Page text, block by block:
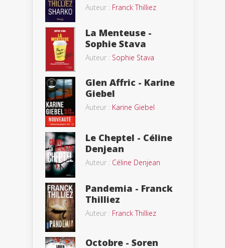
Auteur : Franck Thilliez
La Menteuse -
Sophie Stava
Auteur : Sophie Stava
Glen Affric - Karine
Giebel
Auteur : Karine Giebel
Le Cheptel - Céline
Denjean
Auteur : Céline Denjean
Pandemia - Franck
Thilliez
Auteur : Franck Thilliez
Octobre - Soren